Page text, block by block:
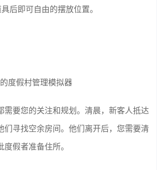
后即可自由的摆放位置。
度假村管理模拟器
需要您的关注和规划。清晨，新客人抵达
们寻找空余房间。他们离开后，您需要清
假者准备住所。